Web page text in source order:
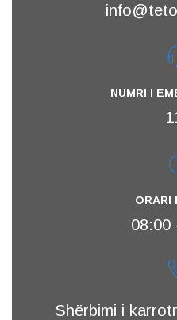
NUMRI I
ORARI
08:00
Shërbimi i